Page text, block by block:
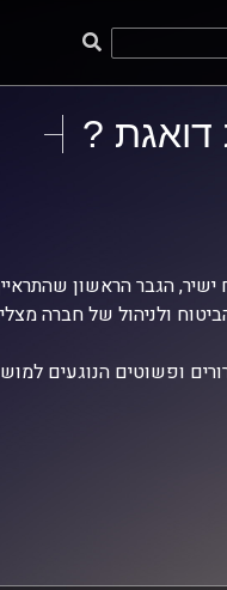
?
הגבר הראשון
ולניהול של חברה
ופשוטים הנוגעים